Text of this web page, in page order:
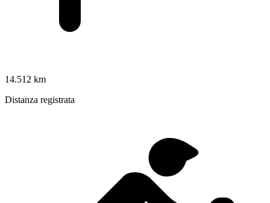
14.512 km
Distanza registrata